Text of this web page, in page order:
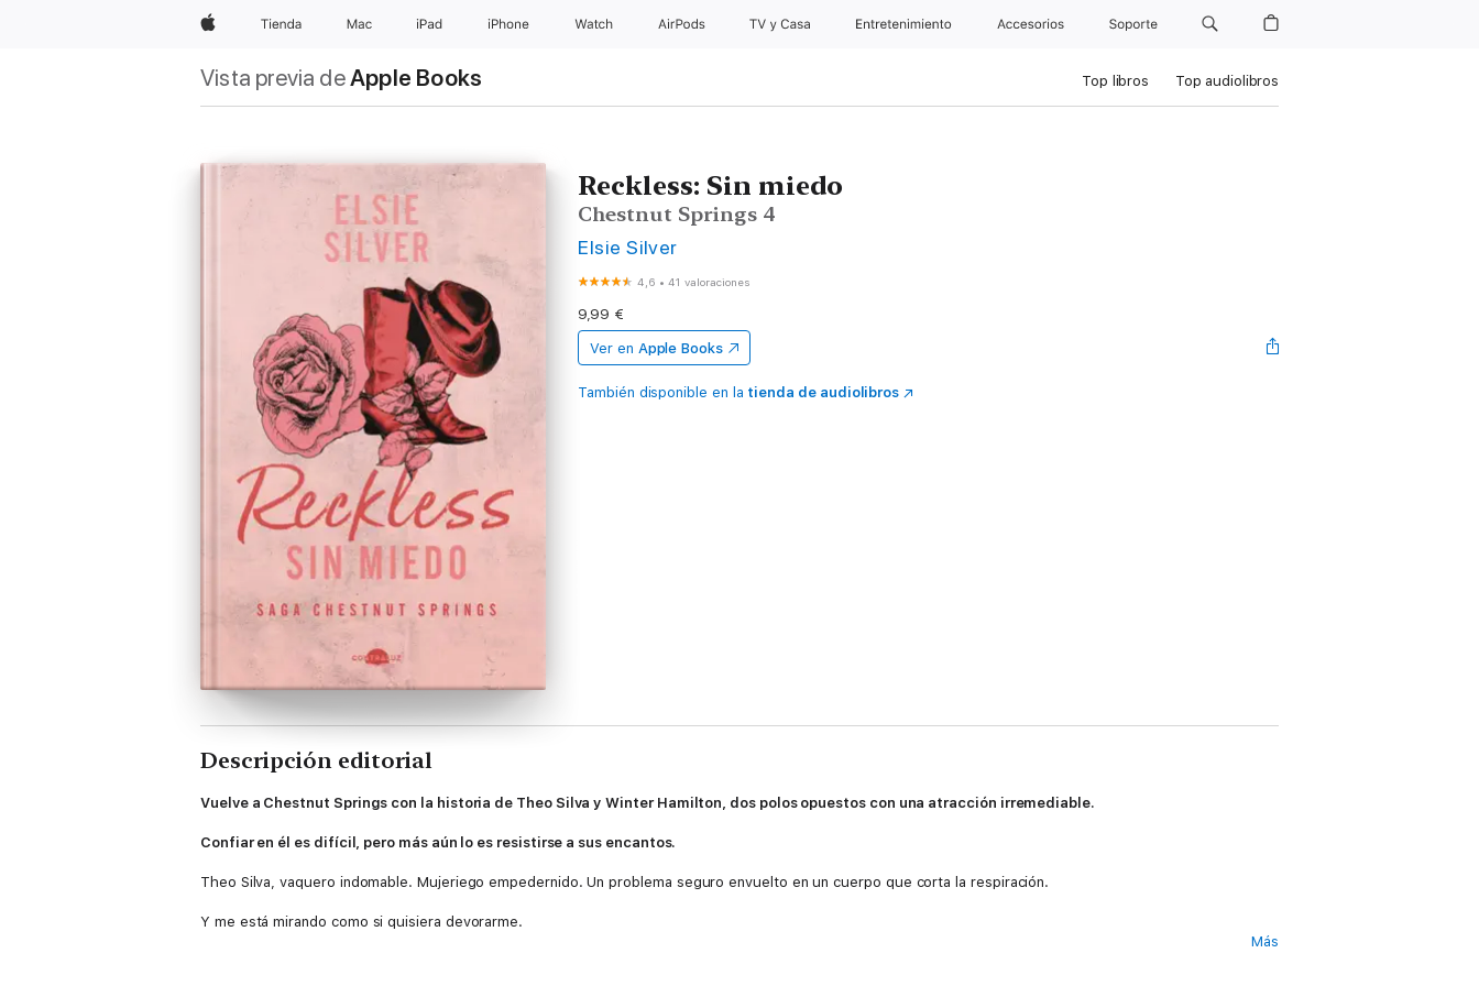
AppleTienda Mac iPad iPhone Watch AirPods TV y Casa Entretenimiento Accesorios Soporte
Vista previa deApple Books Top libros Top audiolibros
Reckless: Sin miedo
Chestnut Springs 4
Elsie Silver
4,6 •41 valoraciones
9,99 €
Ver en Apple Books
También disponible en la tienda de audiolibros
Descripción editorial
Vuelve a Chestnut Springs con la historia de Theo Silva y Winter Hamilton, dos polos opuestos con una atracción irremediable.
Confiar en él es difícil, pero más aún lo es resistirse a sus encantos.
Theo Silva, vaquero indomable. Mujeriego empedernido. Un problema seguro envuelto en un cuerpo que corta la respiración.
Y me está mirando como si quisiera devorarme.
Más